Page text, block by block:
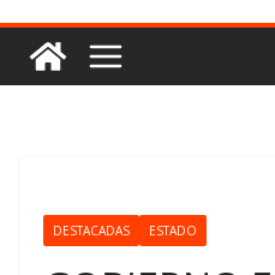
DESTACADAS ESTADO